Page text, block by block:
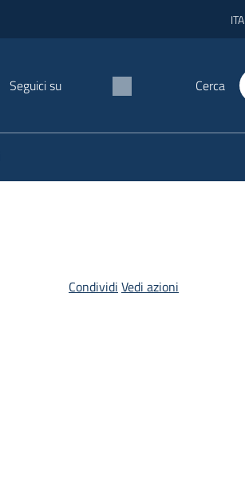
ITA
Seguici su Cerca
Condividi Vedi azioni